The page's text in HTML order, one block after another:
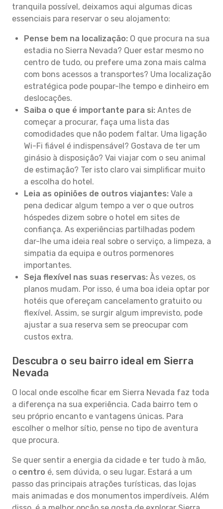
tranquila possível, deixamos aqui algumas dicas
essenciais para reservar o seu alojamento:
Pense bem na localização: O que procura na sua
estadia no Sierra Nevada? Quer estar mesmo no
centro de tudo, ou prefere uma zona mais calma
com bons acessos a transportes? Uma localização
estratégica pode poupar-lhe tempo e dinheiro em
deslocações.
Saiba o que é importante para si: Antes de
começar a procurar, faça uma lista das
comodidades que não podem faltar. Uma ligação
Wi-Fi fiável é indispensável? Gostava de ter um
ginásio à disposição? Vai viajar com o seu animal
de estimação? Ter isto claro vai simplificar muito
a escolha do hotel.
Leia as opiniões de outros viajantes: Vale a
pena dedicar algum tempo a ver o que outros
hóspedes dizem sobre o hotel em sites de
confiança. As experiências partilhadas podem
dar-lhe uma ideia real sobre o serviço, a limpeza, a
simpatia da equipa e outros pormenores
importantes.
Seja flexível nas suas reservas: Às vezes, os
planos mudam. Por isso, é uma boa ideia optar por
hotéis que ofereçam cancelamento gratuito ou
flexível. Assim, se surgir algum imprevisto, pode
ajustar a sua reserva sem se preocupar com
custos extra.
Descubra o seu bairro ideal em Sierra
Nevada
O local onde escolhe ficar em Sierra Nevada faz toda
a diferença na sua experiência. Cada bairro tem o
seu próprio encanto e vantagens únicas. Para
escolher o melhor sítio, pense no tipo de aventura
que procura.
Se quer sentir a energia da cidade e ter tudo à mão,
o centro é, sem dúvida, o seu lugar. Estará a um
passo das principais atrações turísticas, das lojas
mais animadas e dos monumentos imperdíveis. Além